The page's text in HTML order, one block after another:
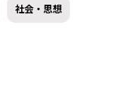
社会・思想